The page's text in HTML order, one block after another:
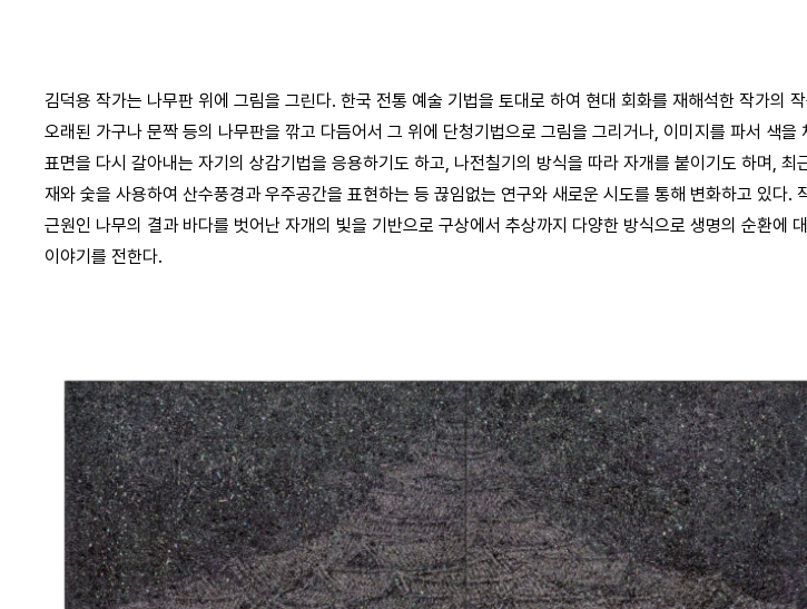
김덕용 작가는 나무판 위에 그림을 그린다. 한국 전통 예술 기법을 토대로 하여 현대 회화를 재해석한 작가의
오래된 가구나 문짝 등의 나무판을 깎고 다듬어서 그 위에 단청기법으로 그림을 그리거나, 이미지를 파서 색을
표면을 다시 갈아내는 자기의 상감기법을 응용하기도 하고, 나전칠기의 방식을 따라 자개를 붙이기도 하며, 최
재와 숯을 사용하여 산수풍경과 우주공간을 표현하는 등 끊임없는 연구와 새로운 시도를 통해 변화하고 있다.
근원인 나무의 결과 바다를 벗어난 자개의 빛을 기반으로 구상에서 추상까지 다양한 방식으로 생명의 순환에
이야기를 전한다.